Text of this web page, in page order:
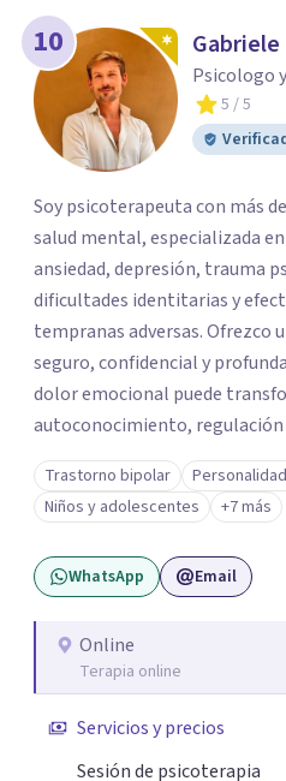
10
Psicologo
5 / 5
Soy psicoterapeuta con más
salud mental, especializada
ansiedad, depresión, trauma
dificultades identitarias y
tempranas adversas. Ofrezco
seguro, confidencial y
dolor emocional puede
autoconocimiento,
Trabajo desde un enfoque
psicoanálisis, terapia
corporal, Mentalization Based
hipnoterapia y respiración
actualmente la Psicología
ecopsicología y el trabajo
entendiendo que cada
Trastorno bipolar
Niños y adolescentes
+7 más
WhatsApp Email
Online
Terapia online
Servicios y precios
Sesión de psicoterapia